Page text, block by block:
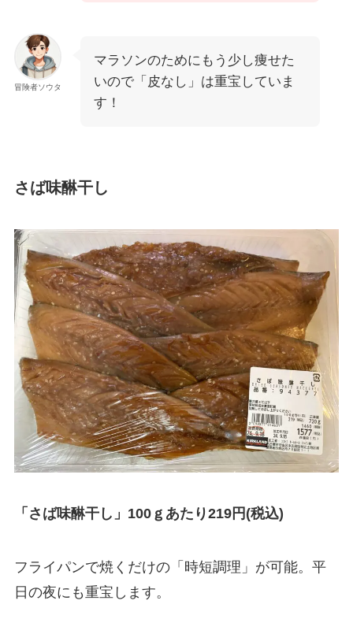
冒険者ソウタ
マラソンのためにもう少し痩せた
いので「皮なし」は重宝していま
す！
さば味醂干し
「さば味醂干し」100ｇあたり219円(税込)
フライパンで焼くだけの「時短調理」が可能。平
日の夜にも重宝します。